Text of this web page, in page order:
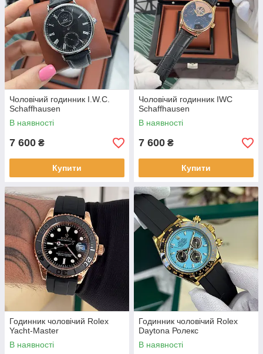
Чоловічий годинник I.W.C.
Schaffhausen
В наявності
7 600 ₴
Купити
Чоловічий годинник IWC
Schaffhausen
В наявності
7 600 ₴
Купити
Годинник чоловічий Rolex
Yacht-Master
В наявності
Годинник чоловічий Rolex
Daytona Ролекс
В наявності